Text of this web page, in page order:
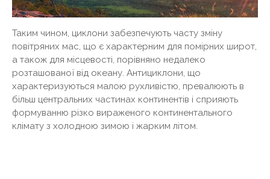
Таким чином, циклони забезпечують часту зміну
повітряних мас, що є характерним для помірних широт,
а також для місцевості, порівняно недалеко
розташованої від океану. Антициклони, що
характеризуються малою рухливістю, превалюють в
більш центральних частинах континентів і сприяють
формуванню різко вираженого континентального
клімату з холодною зимою і жарким літом.